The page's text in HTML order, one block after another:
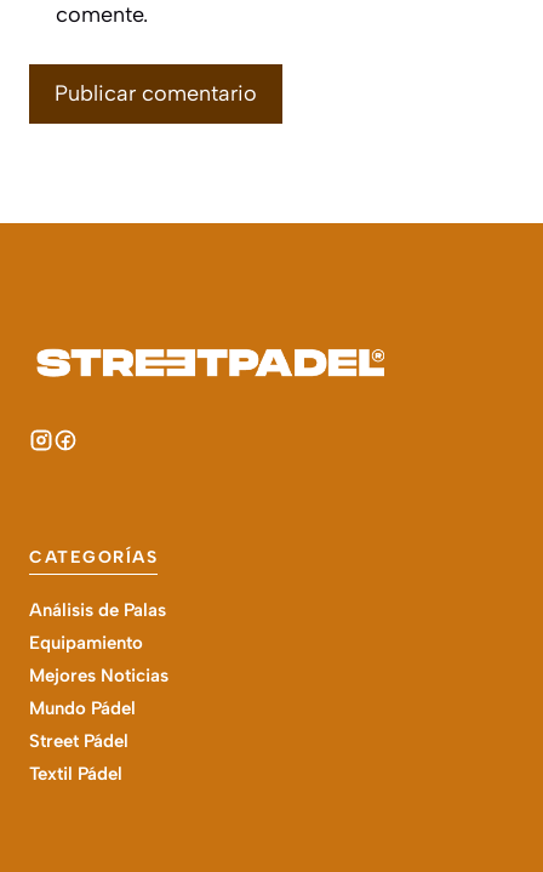
comente.
CATEGORÍAS
Análisis de Palas
Equipamiento
Mejores Noticias
Mundo Pádel
Street Pádel
Textil Pádel